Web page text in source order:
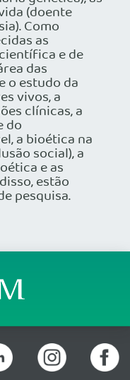
(doente
Como
as
e de
das
o estudo da
vivos, a
clínicas, a
do
a bioética na
social), a
e as
estão
pesquisa.